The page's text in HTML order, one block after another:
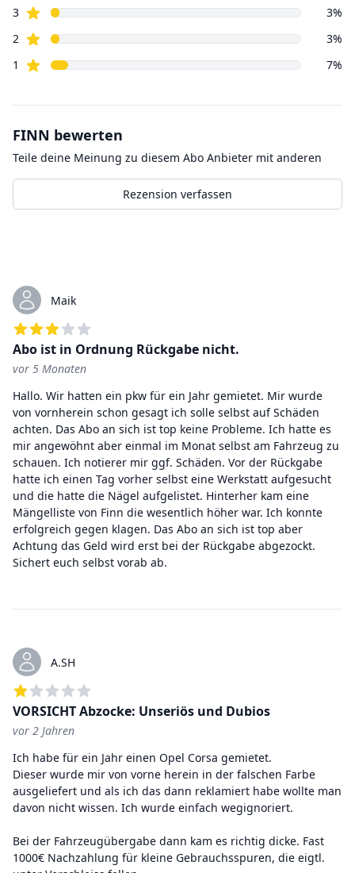
3Sterne 3%
2 Sterne 3%
1
Sterne 7%
FINN bewerten
Teile deine Meinung zu diesem Abo Anbieter mit anderen
Rezension verfassen
Kürzliche Bewertungen
Maik
Abo ist in Ordnung Rückgabe nicht.
vor 5 Monaten
Hallo. Wir hatten ein pkw für ein Jahr gemietet. Mir wurde
von vornherein schon gesagt ich solle selbst auf Schäden
achten. Das Abo an sich ist top keine Probleme. Ich hatte es
mir angewöhnt aber einmal im Monat selbst am Fahrzeug zu
schauen. Ich notierer mir ggf. Schäden. Vor der Rückgabe
hatte ich einen Tag vorher selbst eine Werkstatt aufgesucht
und die hatte die Nägel aufgelistet. Hinterher kam eine
Mängelliste von Finn die wesentlich höher war. Ich konnte
erfolgreich gegen klagen. Das Abo an sich ist top aber
Achtung das Geld wird erst bei der Rückgabe abgezockt.
Sichert euch selbst vorab ab.
A.SH
VORSICHT Abzocke: Unseriös und Dubios
vor 2 Jahren
Ich habe für ein Jahr einen Opel Corsa gemietet.
Dieser wurde mir von vorne herein in der falschen Farbe
ausgeliefert und als ich das dann reklamiert habe wollte man
davon nicht wissen. Ich wurde einfach wegignoriert.
Bei der Fahrzeugübergabe dann kam es richtig dicke. Fast
1000€ Nachzahlung für kleine Gebrauchsspuren, die eigtl.